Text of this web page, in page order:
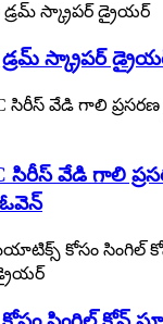
డ్రమ్ స్క్రాపర్
సిరీస్ వేడి గాలి